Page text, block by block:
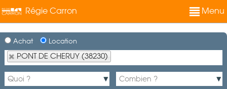
Régie Carron Menu
Achat Location
PONT DE CHERUY (38230)